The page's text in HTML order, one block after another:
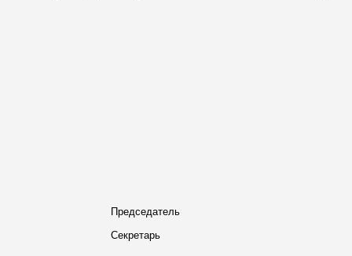
Председатель
Секретарь